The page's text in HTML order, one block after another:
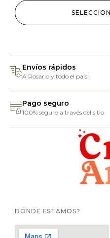
Envíos rápidos
A Rosario y todo el país!
Pago seguro
100% seguro a través del sitio
DÓNDE ESTAMOS?